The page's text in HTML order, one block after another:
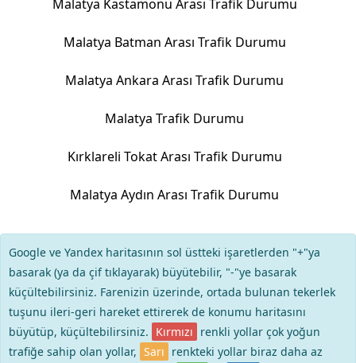
Malatya Kastamonu Arası Trafik Durumu
Malatya Batman Arası Trafik Durumu
Malatya Ankara Arası Trafik Durumu
Malatya Trafik Durumu
Kırklareli Tokat Arası Trafik Durumu
Malatya Aydın Arası Trafik Durumu
Google ve Yandex haritasının sol üstteki işaretlerden "+"ya
basarak (ya da çif tıklayarak) büyütebilir, "-"ye basarak
küçültebilirsiniz. Farenizin üzerinde, ortada bulunan tekerlek
tuşunu ileri-geri hareket ettirerek de konumu haritasını
büyütüp, küçültebilirsiniz. Kırmızı renkli yollar çok yoğun
trafiğe sahip olan yollar, Sarı renkteki yollar biraz daha az